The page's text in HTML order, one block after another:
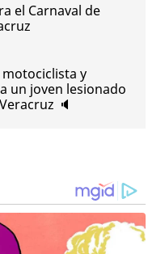
el Carnaval de
y
un joven lesionado
🔈